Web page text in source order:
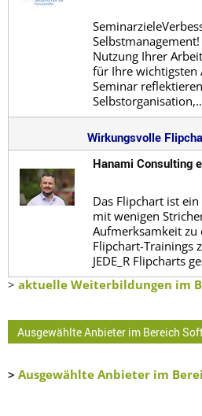
Nutzung Ihrer
für Ihre wichtigsten
Seminar
Wirkungsvolle
Hanami Consulting
Das Flipchart ist
mit wenigen
Aufmerksamkeit zu
Flipchart-Trainings
JEDE_R Flipcharts
> aktuelle Weiterbildungen im
Ausgewählte Anbieter im Bereich
> Ausgewählte Anbieter im